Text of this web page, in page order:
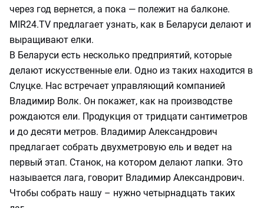
через год вернется, а пока — полежит на балконе.
MIR24.TV предлагает узнать, как в Беларуси делают и
выращивают елки.
В Беларуси есть несколько предприятий, которые
делают искусственные ели. Одно из таких находится в
Слуцке. Нас встречает управляющий компанией
Владимир Волк. Он покажет, как на производстве
рождаются ели. Продукция от тридцати сантиметров
и до десяти метров. Владимир Александрович
предлагает собрать двухметровую ель и ведет на
первый этап. Станок, на котором делают лапки. Это
называется лага, говорит Владимир Александрович.
Чтобы собрать нашу – нужно четырнадцать таких